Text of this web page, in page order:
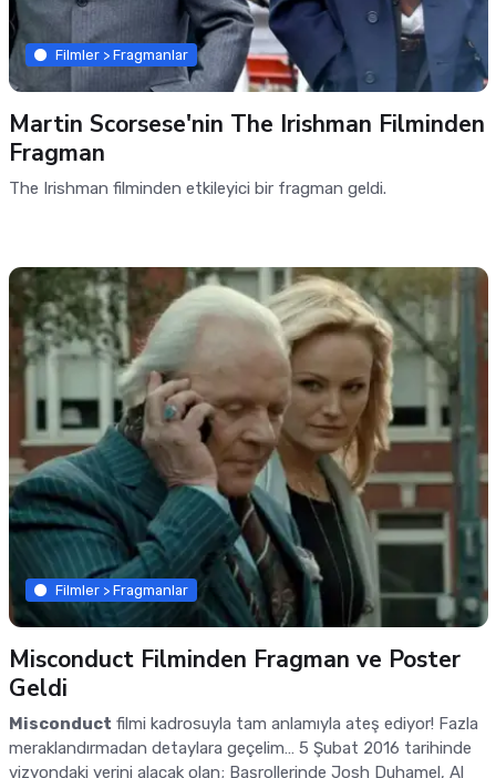
Filmler > Fragmanlar
Martin Scorsese'nin The Irishman Filminden
Fragman
The Irishman filminden etkileyici bir fragman geldi.
Filmler > Fragmanlar
Misconduct Filminden Fragman ve Poster
Geldi
Misconduct filmi kadrosuyla tam anlamıyla ateş ediyor! Fazla
meraklandırmadan detaylara geçelim… 5 Şubat 2016 tarihinde
vizyondaki yerini alacak olan; Başrollerinde Josh Duhamel, Al